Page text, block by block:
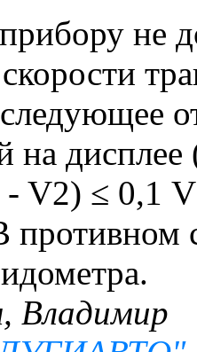
не
на
V2) ≤ 0,1
Владимир